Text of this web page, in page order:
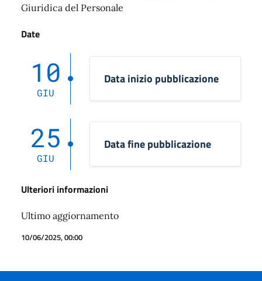
Giuridica del Personale
Date
10
GIU
Data inizio pubblicazione
25
GIU
Data fine pubblicazione
Ulteriori informazioni
Ultimo aggiornamento
10/06/2025, 00:00